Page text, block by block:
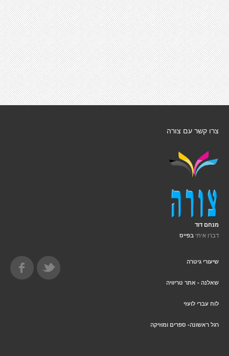
צרו קשר עם צורה
מנחם דוד
דברו איתי בפייס
שיעורי גיטרה
שאלנה - אתר טריוויה
לוח עברי לועזי
רגל ראשונה- ספרים ומוזיקה